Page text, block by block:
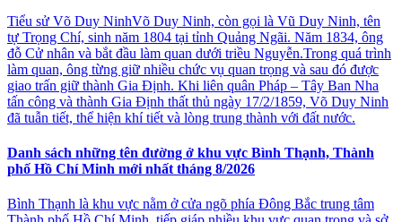
Tiểu sử Võ Duy NinhVõ Duy Ninh, còn gọi là Vũ Duy Ninh, tên
tự Trọng Chí, sinh năm 1804 tại tỉnh Quảng Ngãi. Năm 1834, ông
đỗ Cử nhân và bắt đầu làm quan dưới triều Nguyễn.Trong quá trình
làm quan, ông từng giữ nhiều chức vụ quan trọng và sau đó được
giao trấn giữ thành Gia Định. Khi liên quân Pháp – Tây Ban Nha
tấn công và thành Gia Định thất thủ ngày 17/2/1859, Võ Duy Ninh
đã tuẫn tiết, thể hiện khí tiết và lòng trung thành với đất nước.
Danh sách những tên đường ở khu vực Bình Thạnh, Thành
phố Hồ Chí Minh mới nhất tháng 8/2026
Bình Thạnh là khu vực nằm ở cửa ngõ phía Đông Bắc trung tâm